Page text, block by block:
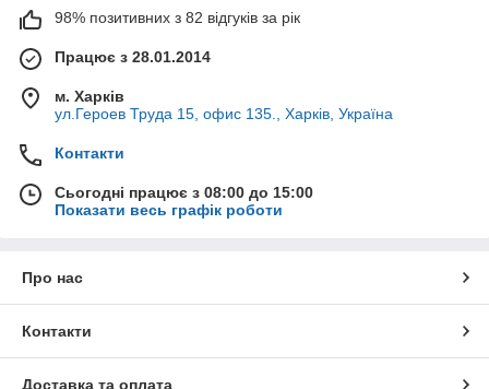
98% позитивних з 82 відгуків за рік
Працює з 28.01.2014
м. Харків
ул.Героев Труда 15, офис 135., Харків, Україна
Контакти
Сьогодні працює з 08:00 до 15:00
Показати весь графік роботи
Про нас
Контакти
Доставка та оплата